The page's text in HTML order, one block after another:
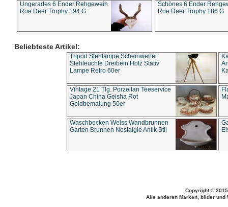
Ungerades 6 Ender Rehgeweih
Roe Deer Trophy 194 G
Schönes 6 Ender
Roe Deer Trophy 186 G
Beliebteste Artikel:
Tripod Stehlampe Scheinwerfer
Stehleuchte Dreibein Holz Stativ
Lampe Retro 60er
Vintage 21 Tlg. Porzellan Teeservice
Japan China Geisha Rot
Goldbemalung 50er
Waschbecken Weiss Wandbrunnen
Garten Brunnen Nostalgie Antik Stil
Copyright ©
Alle anderen Marken, bilder und